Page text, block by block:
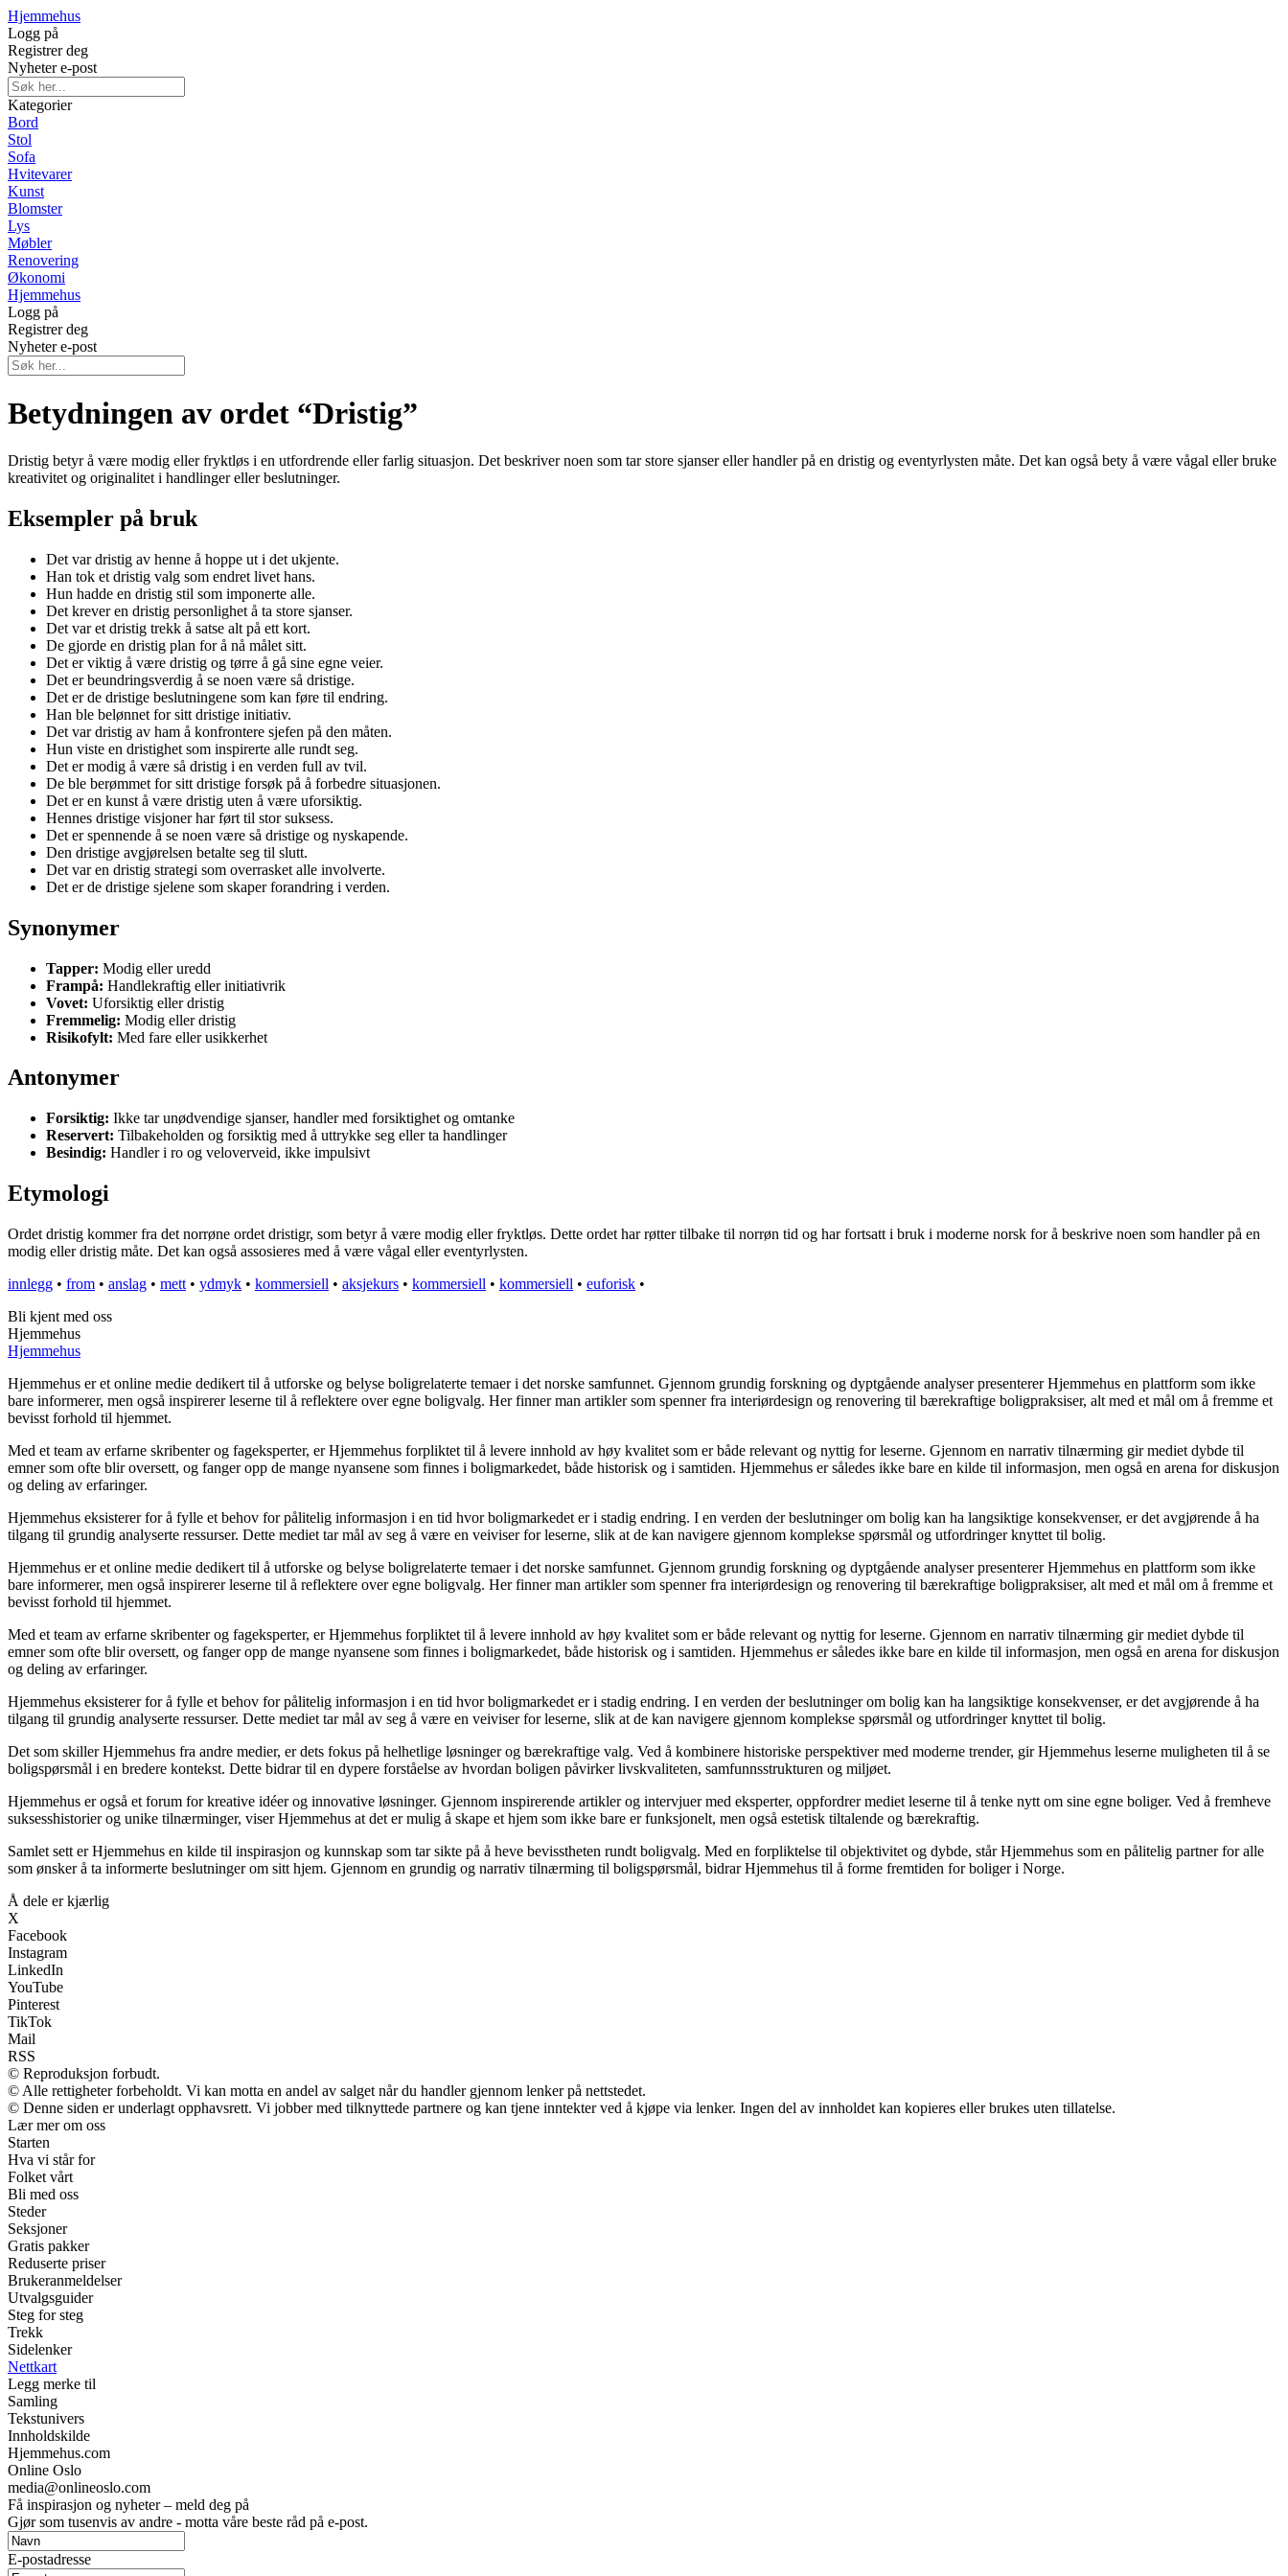
Hjemmehus
Logg på
Registrer deg
Nyheter e-post
Kategorier
Bord
Stol
Sofa
Hvitevarer
Kunst
Blomster
Lys
Møbler
Renovering
Økonomi
Hjemmehus
Logg på
Registrer deg
Nyheter e-post
Betydningen av ordet “Dristig”
Dristig betyr å være modig eller fryktløs i en utfordrende eller farlig situasjon. Det beskriver noen som tar store sjanser eller handler på en dristig og eventyrlysten måte. Det kan også bety å være vågal eller bruke
kreativitet og originalitet i handlinger eller beslutninger.
Eksempler på bruk
Det var dristig av henne å hoppe ut i det ukjente.
Han tok et dristig valg som endret livet hans.
Hun hadde en dristig stil som imponerte alle.
Det krever en dristig personlighet å ta store sjanser.
Det var et dristig trekk å satse alt på ett kort.
De gjorde en dristig plan for å nå målet sitt.
Det er viktig å være dristig og tørre å gå sine egne veier.
Det er beundringsverdig å se noen være så dristige.
Det er de dristige beslutningene som kan føre til endring.
Han ble belønnet for sitt dristige initiativ.
Det var dristig av ham å konfrontere sjefen på den måten.
Hun viste en dristighet som inspirerte alle rundt seg.
Det er modig å være så dristig i en verden full av tvil.
De ble berømmet for sitt dristige forsøk på å forbedre situasjonen.
Det er en kunst å være dristig uten å være uforsiktig.
Hennes dristige visjoner har ført til stor suksess.
Det er spennende å se noen være så dristige og nyskapende.
Den dristige avgjørelsen betalte seg til slutt.
Det var en dristig strategi som overrasket alle involverte.
Det er de dristige sjelene som skaper forandring i verden.
Synonymer
Tapper: Modig eller uredd
Frampå: Handlekraftig eller initiativrik
Vovet: Uforsiktig eller dristig
Fremmelig: Modig eller dristig
Risikofylt: Med fare eller usikkerhet
Antonymer
Forsiktig: Ikke tar unødvendige sjanser, handler med forsiktighet og omtanke
Reservert: Tilbakeholden og forsiktig med å uttrykke seg eller ta handlinger
Besindig: Handler i ro og veloverveid, ikke impulsivt
Etymologi
Ordet dristig kommer fra det norrøne ordet dristigr, som betyr å være modig eller fryktløs. Dette ordet har røtter tilbake til norrøn tid og har fortsatt i bruk i moderne norsk for å beskrive noen som handler på en
modig eller dristig måte. Det kan også assosieres med å være vågal eller eventyrlysten.
innlegg • from • anslag • mett • ydmyk • kommersiell • aksjekurs • kommersiell • kommersiell • euforisk •
Bli kjent med oss
Hjemmehus
Hjemmehus
Hjemmehus er et online medie dedikert til å utforske og belyse boligrelaterte temaer i det norske samfunnet. Gjennom grundig forskning og dyptgående analyser presenterer Hjemmehus en plattform som ikke
bare informerer, men også inspirerer leserne til å reflektere over egne boligvalg. Her finner man artikler som spenner fra interiørdesign og renovering til bærekraftige boligpraksiser, alt med et mål om å fremme et
bevisst forhold til hjemmet.
Med et team av erfarne skribenter og fageksperter, er Hjemmehus forpliktet til å levere innhold av høy kvalitet som er både relevant og nyttig for leserne. Gjennom en narrativ tilnærming gir mediet dybde til
emner som ofte blir oversett, og fanger opp de mange nyansene som finnes i boligmarkedet, både historisk og i samtiden. Hjemmehus er således ikke bare en kilde til informasjon, men også en arena for diskusjon
og deling av erfaringer.
Hjemmehus eksisterer for å fylle et behov for pålitelig informasjon i en tid hvor boligmarkedet er i stadig endring. I en verden der beslutninger om bolig kan ha langsiktige konsekvenser, er det avgjørende å ha
tilgang til grundig analyserte ressurser. Dette mediet tar mål av seg å være en veiviser for leserne, slik at de kan navigere gjennom komplekse spørsmål og utfordringer knyttet til bolig.
Hjemmehus er et online medie dedikert til å utforske og belyse boligrelaterte temaer i det norske samfunnet. Gjennom grundig forskning og dyptgående analyser presenterer Hjemmehus en plattform som ikke
bare informerer, men også inspirerer leserne til å reflektere over egne boligvalg. Her finner man artikler som spenner fra interiørdesign og renovering til bærekraftige boligpraksiser, alt med et mål om å fremme et
bevisst forhold til hjemmet.
Med et team av erfarne skribenter og fageksperter, er Hjemmehus forpliktet til å levere innhold av høy kvalitet som er både relevant og nyttig for leserne. Gjennom en narrativ tilnærming gir mediet dybde til
emner som ofte blir oversett, og fanger opp de mange nyansene som finnes i boligmarkedet, både historisk og i samtiden. Hjemmehus er således ikke bare en kilde til informasjon, men også en arena for diskusjon
og deling av erfaringer.
Hjemmehus eksisterer for å fylle et behov for pålitelig informasjon i en tid hvor boligmarkedet er i stadig endring. I en verden der beslutninger om bolig kan ha langsiktige konsekvenser, er det avgjørende å ha
tilgang til grundig analyserte ressurser. Dette mediet tar mål av seg å være en veiviser for leserne, slik at de kan navigere gjennom komplekse spørsmål og utfordringer knyttet til bolig.
Det som skiller Hjemmehus fra andre medier, er dets fokus på helhetlige løsninger og bærekraftige valg. Ved å kombinere historiske perspektiver med moderne trender, gir Hjemmehus leserne muligheten til å se
boligspørsmål i en bredere kontekst. Dette bidrar til en dypere forståelse av hvordan boligen påvirker livskvaliteten, samfunnsstrukturen og miljøet.
Hjemmehus er også et forum for kreative idéer og innovative løsninger. Gjennom inspirerende artikler og intervjuer med eksperter, oppfordrer mediet leserne til å tenke nytt om sine egne boliger. Ved å fremheve
suksesshistorier og unike tilnærminger, viser Hjemmehus at det er mulig å skape et hjem som ikke bare er funksjonelt, men også estetisk tiltalende og bærekraftig.
Samlet sett er Hjemmehus en kilde til inspirasjon og kunnskap som tar sikte på å heve bevisstheten rundt boligvalg. Med en forpliktelse til objektivitet og dybde, står Hjemmehus som en pålitelig partner for alle
som ønsker å ta informerte beslutninger om sitt hjem. Gjennom en grundig og narrativ tilnærming til boligspørsmål, bidrar Hjemmehus til å forme fremtiden for boliger i Norge.
Å dele er kjærlig
X
Facebook
Instagram
LinkedIn
YouTube
Pinterest
TikTok
Mail
RSS
© Reproduksjon forbudt.
© Alle rettigheter forbeholdt. Vi kan motta en andel av salget når du handler gjennom lenker på nettstedet.
© Denne siden er underlagt opphavsrett. Vi jobber med tilknyttede partnere og kan tjene inntekter ved å kjøpe via lenker. Ingen del av innholdet kan kopieres eller brukes uten tillatelse.
Lær mer om oss
Starten
Hva vi står for
Folket vårt
Bli med oss
Steder
Seksjoner
Gratis pakker
Reduserte priser
Brukeranmeldelser
Utvalgsguider
Steg for steg
Trekk
Sidelenker
Nettkart
Legg merke til
Samling
Tekstunivers
Innholdskilde
Hjemmehus.com
Online Oslo
media@onlineoslo.com
Få inspirasjon og nyheter – meld deg på
Gjør som tusenvis av andre - motta våre beste råd på e-post.
E-postadresse